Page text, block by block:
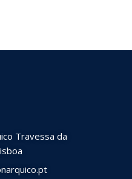
Travessa da